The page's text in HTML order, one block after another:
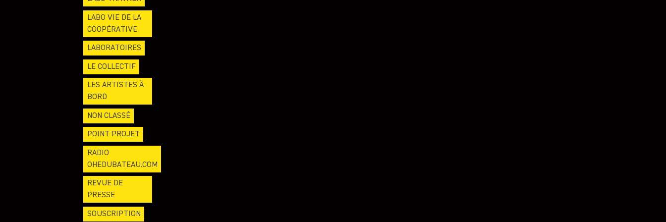
LABO VIE DE LA
COOPÉRATIVE
LABORATOIRES
LE COLLECTIF
LES ARTISTES À
BORD
NON CLASSÉ
POINT PROJET
RADIO
OHEDUBATEAU.COM
REVUE DE
PRESSE
SOUSCRIPTION